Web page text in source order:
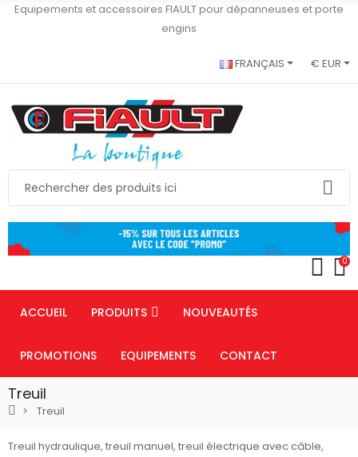
Equipements et accessoires FIAULT pour dépanneuses et porte
engins
FRANÇAIS € EUR
0
ACCUEIL PRODUITS NOUVEAUTÉS
PROMOTIONS EQUIPEMENTS CONTACT
Treuil
Treuil
Treuil hydraulique, treuil manuel, treuil électrique avec câble,